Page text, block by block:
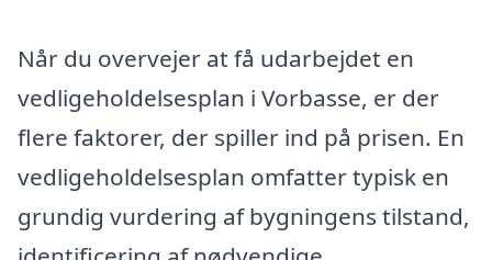
Når du overvejer at få udarbejdet en
vedligeholdelsesplan i Vorbasse, er der
flere faktorer, der spiller ind på prisen. En
vedligeholdelsesplan omfatter typisk en
grundig vurdering af bygningens tilstand,